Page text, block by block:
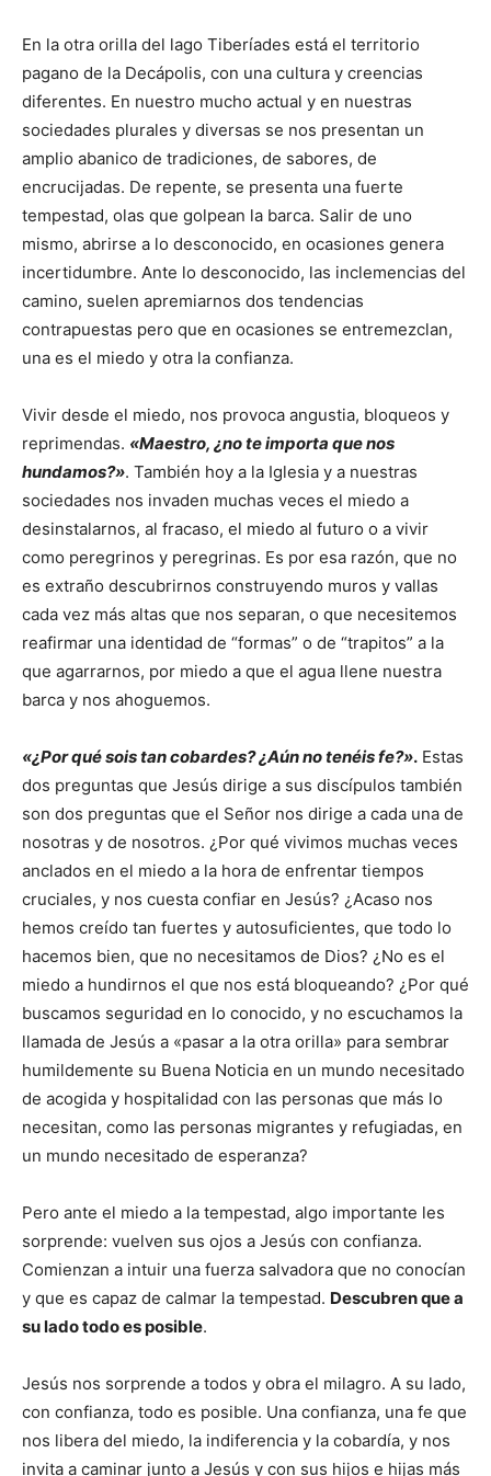
En la otra orilla del lago Tiberíades está el territorio
pagano de la Decápolis, con una cultura y creencias
diferentes. En nuestro mucho actual y en nuestras
sociedades plurales y diversas se nos presentan un
amplio abanico de tradiciones, de sabores, de
encrucijadas. De repente, se presenta una fuerte
tempestad, olas que golpean la barca. Salir de uno
mismo, abrirse a lo desconocido, en ocasiones genera
incertidumbre. Ante lo desconocido, las inclemencias del
camino, suelen apremiarnos dos tendencias
contrapuestas pero que en ocasiones se entremezclan,
una es el miedo y otra la confianza.
Vivir desde el miedo, nos provoca angustia, bloqueos y
reprimendas. «Maestro, ¿no te importa que nos
hundamos?». También hoy a la Iglesia y a nuestras
sociedades nos invaden muchas veces el miedo a
desinstalarnos, al fracaso, el miedo al futuro o a vivir
como peregrinos y peregrinas. Es por esa razón, que no
es extraño descubrirnos construyendo muros y vallas
cada vez más altas que nos separan, o que necesitemos
reafirmar una identidad de “formas” o de “trapitos” a la
que agarrarnos, por miedo a que el agua llene nuestra
barca y nos ahoguemos.
«¿Por qué sois tan cobardes? ¿Aún no tenéis fe?». Estas
dos preguntas que Jesús dirige a sus discípulos también
son dos preguntas que el Señor nos dirige a cada una de
nosotras y de nosotros. ¿Por qué vivimos muchas veces
anclados en el miedo a la hora de enfrentar tiempos
cruciales, y nos cuesta confiar en Jesús? ¿Acaso nos
hemos creído tan fuertes y autosuficientes, que todo lo
hacemos bien, que no necesitamos de Dios? ¿No es el
miedo a hundirnos el que nos está bloqueando? ¿Por qué
buscamos seguridad en lo conocido, y no escuchamos la
llamada de Jesús a «pasar a la otra orilla» para sembrar
humildemente su Buena Noticia en un mundo necesitado
de acogida y hospitalidad con las personas que más lo
necesitan, como las personas migrantes y refugiadas, en
un mundo necesitado de esperanza?
Pero ante el miedo a la tempestad, algo importante les
sorprende: vuelven sus ojos a Jesús con confianza.
Comienzan a intuir una fuerza salvadora que no conocían
y que es capaz de calmar la tempestad. Descubren que a
su lado todo es posible.
Jesús nos sorprende a todos y obra el milagro. A su lado,
con confianza, todo es posible. Una confianza, una fe que
nos libera del miedo, la indiferencia y la cobardía, y nos
invita a caminar junto a Jesús y con sus hijos e hijas más